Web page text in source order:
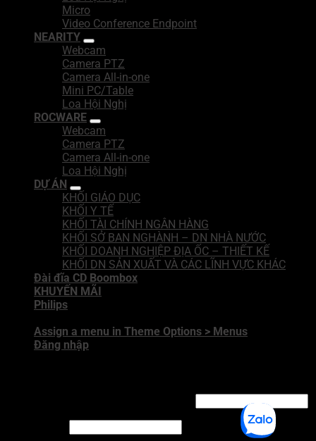
Micro
Video Conference Endpoint
NEARITY
Webcam
Camera PTZ
Camera All-in-one
Mini PC/Table
Loa Hội Nghị
ROCWARE
Webcam
Camera PTZ
Camera All-in-one
Loa Hội Nghị
DỰ ÁN
KHỐI GIÁO DỤC
KHỐI Y TẾ
KHỐI TÀI CHÍNH NGÂN HÀNG
KHỐI SỞ BAN NGHÀNH – DN NHÀ NƯỚC
KHỐI DOANH NGHIỆP ĐỊA ỐC – THIẾT KẾ
KHỐI DN SẢN XUẤT VÀ CÁC LĨNH VỰC KHÁC
Đài đĩa CD Boombox
KHUYẾN MÃI
Philips
Assign a menu in Theme Options > Menus
Đăng nhập